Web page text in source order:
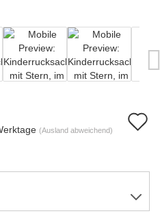
(Ausland abweichend)